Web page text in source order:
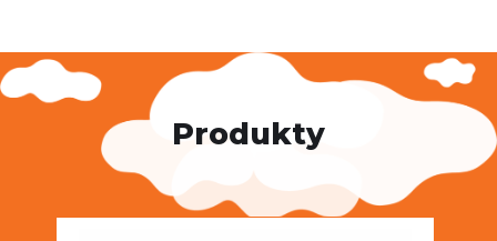
Produkty